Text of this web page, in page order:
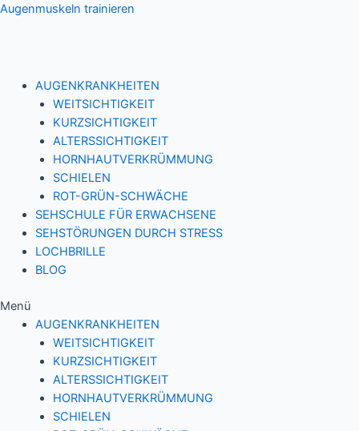
Zum
Augenmuskeln trainieren
AUGENKRANKHEITEN
WEITSICHTIGKEIT
KURZSICHTIGKEIT
ALTERSSICHTIGKEIT
HORNHAUTVERKRÜMMUNG
SCHIELEN
ROT-GRÜN-SCHWÄCHE
SEHSCHULE FÜR ERWACHSENE
SEHSTÖRUNGEN DURCH STRESS
LOCHBRILLE
BLOG
Menü
AUGENKRANKHEITEN
WEITSICHTIGKEIT
KURZSICHTIGKEIT
ALTERSSICHTIGKEIT
HORNHAUTVERKRÜMMUNG
SCHIELEN